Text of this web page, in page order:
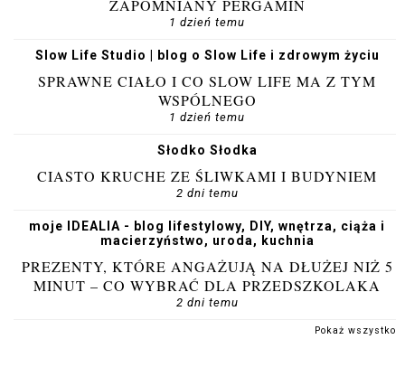
ZAPOMNIANY PERGAMIN
1 dzień temu
Slow Life Studio | blog o Slow Life i zdrowym życiu
SPRAWNE CIAŁO I CO SLOW LIFE MA Z TYM
WSPÓLNEGO
1 dzień temu
Słodko Słodka
CIASTO KRUCHE ZE ŚLIWKAMI I BUDYNIEM
2 dni temu
moje IDEALIA - blog lifestylowy, DIY, wnętrza, ciąża i
macierzyństwo, uroda, kuchnia
PREZENTY, KTÓRE ANGAŻUJĄ NA DŁUŻEJ NIŻ 5
MINUT – CO WYBRAĆ DLA PRZEDSZKOLAKA
2 dni temu
Pokaż wszystko